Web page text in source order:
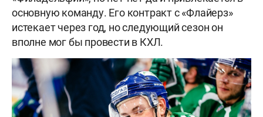
основную команду. Его контракт с «Флайерз»
истекает через год, но следующий сезон он
вполне мог бы провести в КХЛ.